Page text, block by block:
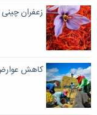
زعفران
کاهش